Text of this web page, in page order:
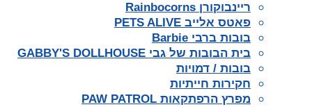
ריינבוקורן Rainbocorns
פאטס אלייב PETS ALIVE
בובות ברבי Barbie
בית הבובות של גבי GABBY'S DOLLHOUSE
בובות / דמויות
חקירות חייתיות
מפרץ הרפתקאות PAW PATROL